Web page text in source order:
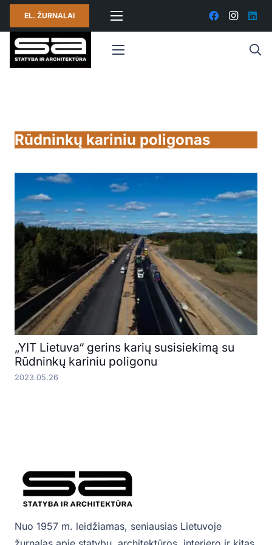
EL. ŽURNALAI
Rūdninkų kariniu poligonas
„YIT Lietuva“ gerins karių susisiekimą su
Rūdninkų kariniu poligonu
2023.05.26
Nuo 1957 m. leidžiamas, seniausias Lietuvoje